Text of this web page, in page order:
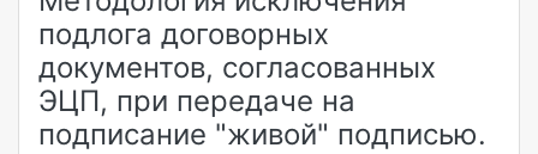
подлога договорных
документов, согласованных
ЭЦП, при передаче на
подписание "живой" подписью.